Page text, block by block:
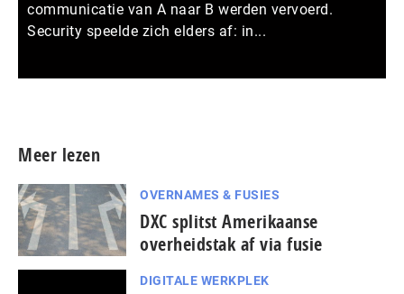
communicatie van A naar B werden vervoerd.
Security speelde zich elders af: in...
Meer lezen
OVERNAMES & FUSIES
DXC splitst Amerikaanse
overheidstak af via fusie
DIGITALE WERKPLEK